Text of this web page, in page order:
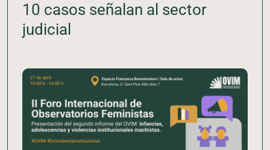
10 casos señalan al sector
judicial